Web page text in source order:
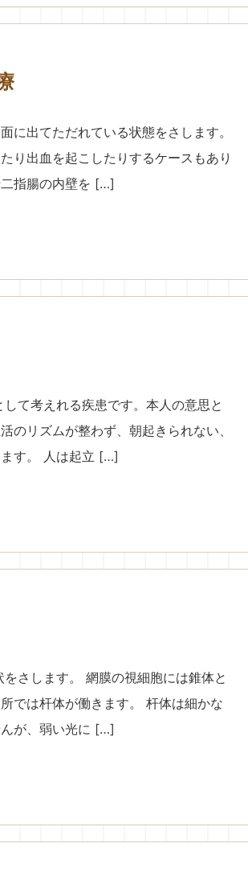
に出てただれている状態をさします。
り出血を起こしたりするケースもあり
指腸の内壁を […]
て考えれる疾患です。本人の意思と
のリズムが整わず、朝起きられない、
す。 人は起立 […]
さします。 網膜の視細胞には錐体と
では杆体が働きます。 杆体は細かな
が、弱い光に […]